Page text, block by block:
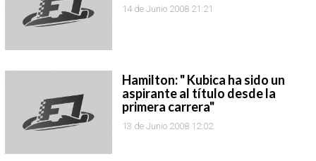
14 de Junio 2008 21:21
Hamilton: " Kubica ha sido un
aspirante al título desde la
primera carrera"
13 de Junio 2008 12:02